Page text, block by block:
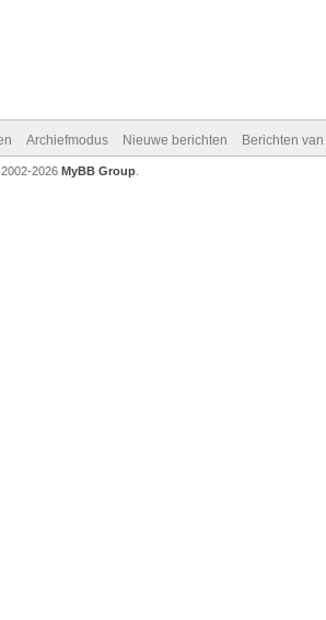
Archiefmodus Nieuwe berichten Berichten
2002-2026 MyBB Group